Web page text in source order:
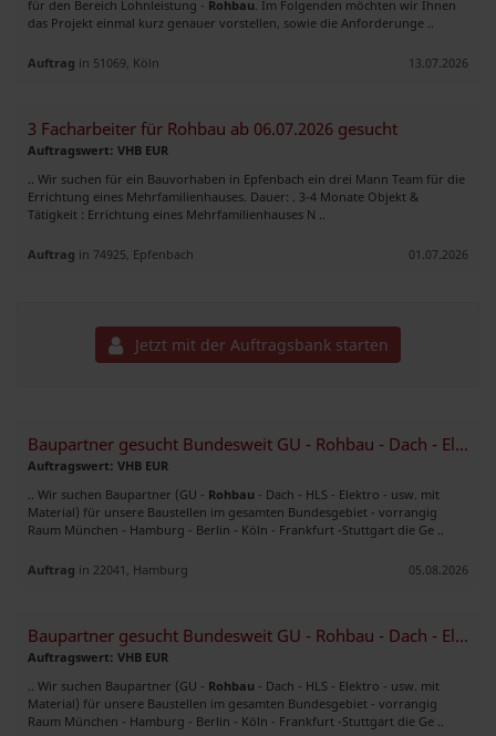
für den Bereich Lohnleistung - Rohbau . Im Folgenden möchten wir Ihnen
das Projekt einmal kurz genauer vorstellen, sowie die Anforderunge ..
Auftrag in 51069, Köln 13.07.2026
3 Facharbeiter für Rohbau ab 06.07.2026 gesucht
Auftragswert: VHB EUR
.. Wir suchen für ein Bauvorhaben in Epfenbach ein drei Mann Team für die
Errichtung eines Mehrfamilienhauses. Dauer: . 3-4 Monate Objekt &
Tätigkeit : Errichtung eines Mehrfamilienhauses N ..
Auftrag in 74925, Epfenbach 01.07.2026
Jetzt mit der Auftragsbank starten
Baupartner gesucht Bundesweit GU - Rohbau - Dach - Elektro - HLS
Auftragswert: VHB EUR
.. Wir suchen Baupartner (GU - Rohbau - Dach - HLS - Elektro - usw. mit
Material) für unsere Baustellen im gesamten Bundesgebiet - vorrangig
Raum München - Hamburg - Berlin - Köln - Frankfurt -Stuttgart die Ge ..
Auftrag in 22041, Hamburg 05.08.2026
Baupartner gesucht Bundesweit GU - Rohbau - Dach - Elektro - HLS
Auftragswert: VHB EUR
.. Wir suchen Baupartner (GU - Rohbau - Dach - HLS - Elektro - usw. mit
Material) für unsere Baustellen im gesamten Bundesgebiet - vorrangig
Raum München - Hamburg - Berlin - Köln - Frankfurt -Stuttgart die Ge ..